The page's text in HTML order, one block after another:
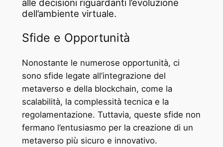
alle decisioni riguardanti l’evoluzione
dell’ambiente virtuale.
Sfide e Opportunità
Nonostante le numerose opportunità, ci
sono sfide legate all’integrazione del
metaverso e della blockchain, come la
scalabilità, la complessità tecnica e la
regolamentazione. Tuttavia, queste sfide non
fermano l’entusiasmo per la creazione di un
metaverso più sicuro e innovativo.